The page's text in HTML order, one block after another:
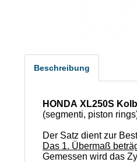
Beschreibung
HONDA XL250S
(segmenti, piston
Der Satz dient zur
Das 1. Übermaß
Gemessen wird das